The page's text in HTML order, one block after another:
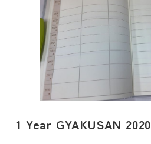
1 Year GYAKUSAN 2020